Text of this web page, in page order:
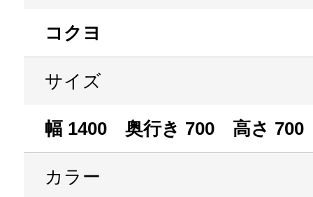
コクヨ
サイズ
幅 1400 奥行き 700 高さ 700
カラー